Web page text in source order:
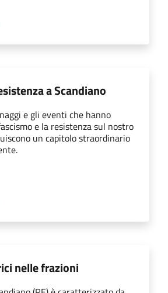
a Scandiano
e gli eventi che hanno
e la resistenza sul nostro
un capitolo straordinario
nelle frazioni